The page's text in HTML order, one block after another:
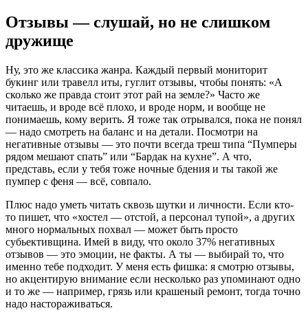
Отзывы — слушай, но не слишком
дружище
Ну, это же классика жанра. Каждый первый мониторит
букинг или травелл иты, гуглит отзывы, чтобы понять: «А
сколько же правда стоит этот рай на земле?» Часто же
читаешь, и вроде всё плохо, и вроде норм, и вообще не
понимаешь, кому верить. Я тоже так отрывался, пока не понял
— надо смотреть на баланс и на детали. Посмотри на
негативные отзывы — это почти всегда треш типа “Пумперы
рядом мешают спать” или “Бардак на кухне”. А что,
представь, если у тебя тоже ночные бдения и ты такой же
пумпер с феня — всё, совпало.
Плюс надо уметь читать сквозь шутки и личности. Если кто-
то пишет, что «хостел — отстой, а персонал тупой», а других
много нормальных похвал — может быть просто
субьективщина. Имей в виду, что около 37% негативных
отзывов — это эмоции, не факты. А ты — выбирай то, что
именно тебе подходит. У меня есть фишка: я смотрю отзывы,
но акцентирую внимание если несколько раз упоминают одно
и то же — например, грязь или крашеный ремонт, тогда точно
надо настораживаться.